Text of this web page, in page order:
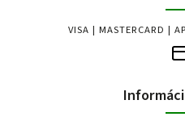
VISA | MASTERCARD |